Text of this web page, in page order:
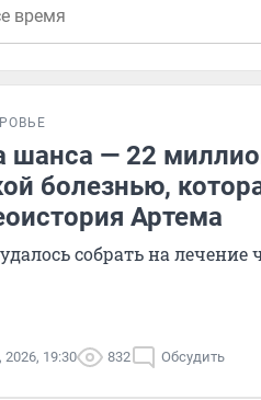
шанса — 22
болезнью,
Артема
собрать на лечение
19:30 832 Обсудить